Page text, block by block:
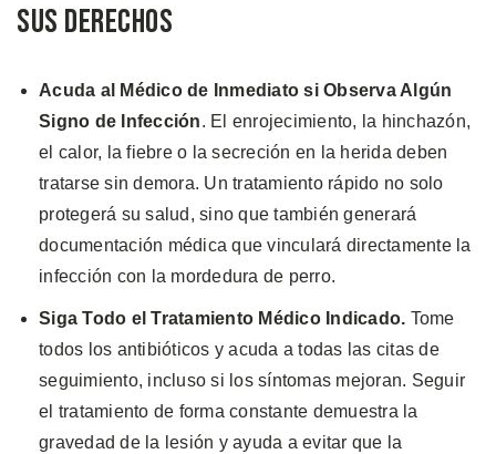
sus Derechos
Acuda al Médico de Inmediato si Observa Algún
Signo de Infección. El enrojecimiento, la hinchazón,
el calor, la fiebre o la secreción en la herida deben
tratarse sin demora. Un tratamiento rápido no solo
protegerá su salud, sino que también generará
documentación médica que vinculará directamente la
infección con la mordedura de perro.
Siga Todo el Tratamiento Médico Indicado. Tome
todos los antibióticos y acuda a todas las citas de
seguimiento, incluso si los síntomas mejoran. Seguir
el tratamiento de forma constante demuestra la
gravedad de la lesión y ayuda a evitar que la